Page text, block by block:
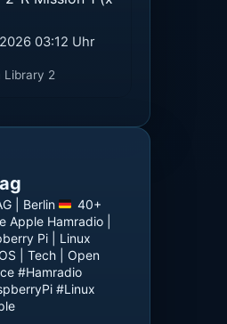
03:12 Uhr
Library 2
| Berlin
40+
AppleHamradio |
Pi | Linux
| Tech | Open
#Hamradio
#Linux